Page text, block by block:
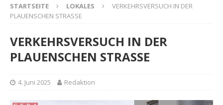
STARTSEITE LOKALES
VERKEHRSVERSUCH IN DER
PLAUENSCHEN STRASSE
VERKEHRSVERSUCH IN DER
PLAUENSCHEN STRASSE
4. Juni 2025 Redaktion